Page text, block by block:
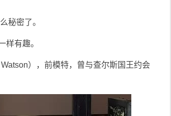
秘密了。
样有趣。
），前模特，曾与查尔斯国王约会